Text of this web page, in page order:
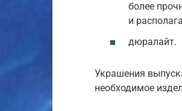
более
и
дюралайт.
Украшения
необходимое